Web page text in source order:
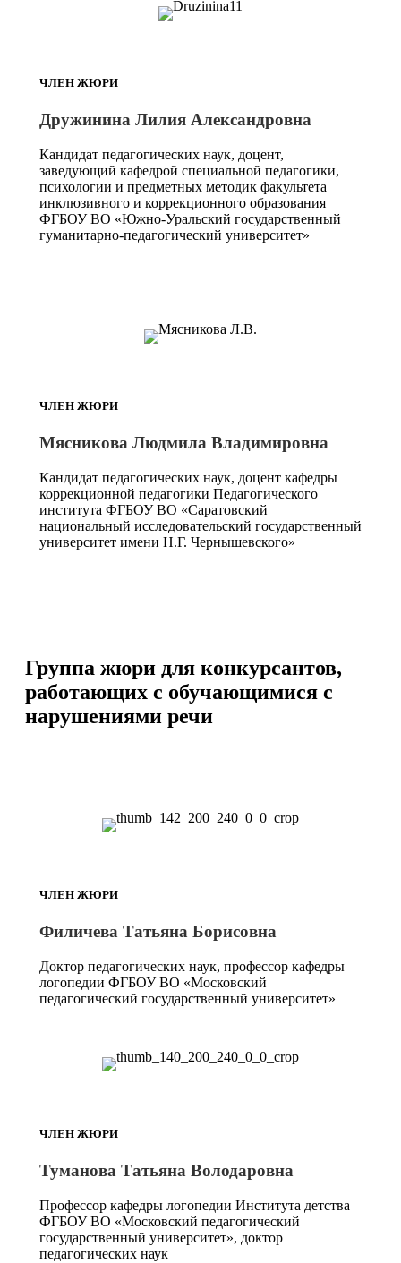
ЧЛЕН ЖЮРИ
Дружинина Лилия Александровна
Кандидат педагогических наук, доцент,
заведующий кафедрой специальной педагогики,
психологии и предметных методик факультета
инклюзивного и коррекционного образования
ФГБОУ ВО «Южно-Уральский государственный
гуманитарно-педагогический университет»
ЧЛЕН ЖЮРИ
Мясникова Людмила Владимировна
Кандидат педагогических наук, доцент кафедры
коррекционной педагогики Педагогического
института ФГБОУ ВО «Саратовский
национальный исследовательский государственный
университет имени Н.Г. Чернышевского»
Группа жюри для конкурсантов,
работающих с обучающимися с
нарушениями речи
ЧЛЕН ЖЮРИ
Филичева Татьяна Борисовна
Доктор педагогических наук, профессор кафедры
логопедии ФГБОУ ВО «Московский
педагогический государственный университет»
ЧЛЕН ЖЮРИ
Туманова Татьяна Володаровна
Профессор кафедры логопедии Института детства
ФГБОУ ВО «Московский педагогический
государственный университет», доктор
педагогических наук